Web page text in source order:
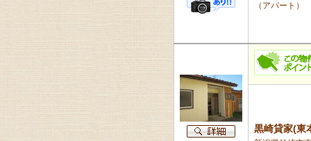
（アパート）
黒崎貸家(東